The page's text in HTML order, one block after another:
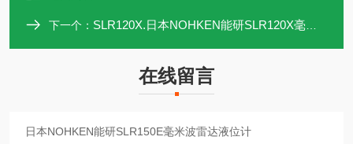
下一个： SLR120X.日本NOHKEN能研SLR120X毫米波雷达液位计
在线留言